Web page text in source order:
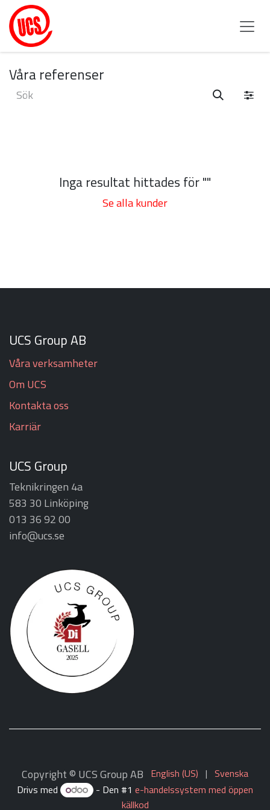
Hoppa till innehåll
Våra referenser
Inga resultat hittades för ""
Se alla kunder
UCS Group AB
Våra verksamheter
Om UCS
Kontakta oss
Karriär
UCS Group
Teknikringen 4a
583 30 Linköping
013 36 92 00
info@ucs.se
Copyright © UCS Group AB English (US) | Svenska
Drivs med
- Den #1 e-handelssystem med öppen
källkod